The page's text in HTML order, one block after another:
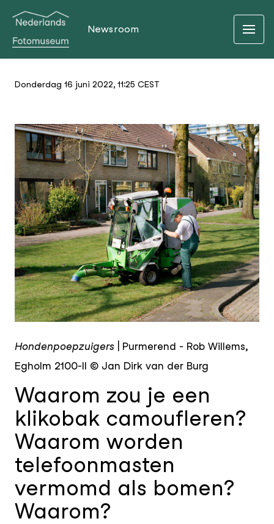
Newsroom
Donderdag 16 juni 2022, 11:25 CEST
JPG
Hondenpoepzuigers | Purmerend - Rob Willems,
Egholm 2100-II © Jan Dirk van der Burg
Waarom zou je een
klikobak camoufleren?
Waarom worden
telefoonmasten
vermomd als bomen?
Waarom?